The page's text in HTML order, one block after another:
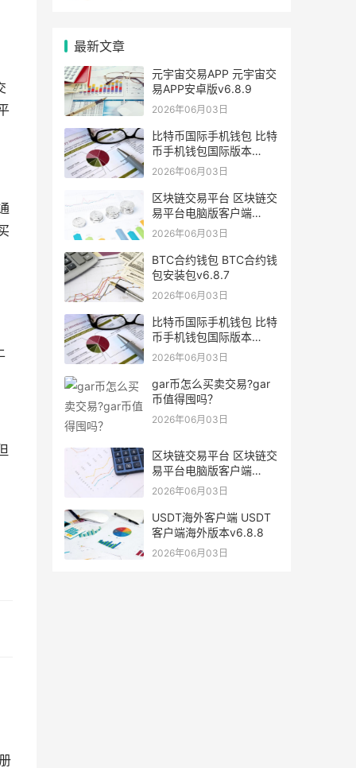
最新文章
元宇宙交易APP 元宇宙交
易APP安卓版v6.8.9
2026年06月03日
比特币国际手机钱包 比特
币手机钱包国际版本
v6.1.8
2026年06月03日
区块链交易平台 区块链交
易平台电脑版客户端
v6.0.9
2026年06月03日
BTC合约钱包 BTC合约钱
包安装包v6.8.7
2026年06月03日
比特币国际手机钱包 比特
币手机钱包国际版本
v6.1.8
2026年06月03日
gar币怎么买卖交易?gar
币值得囤吗？
2026年06月03日
区块链交易平台 区块链交
易平台电脑版客户端
v6.0.9
2026年06月03日
USDT海外客户端 USDT
客户端海外版本v6.8.8
2026年06月03日